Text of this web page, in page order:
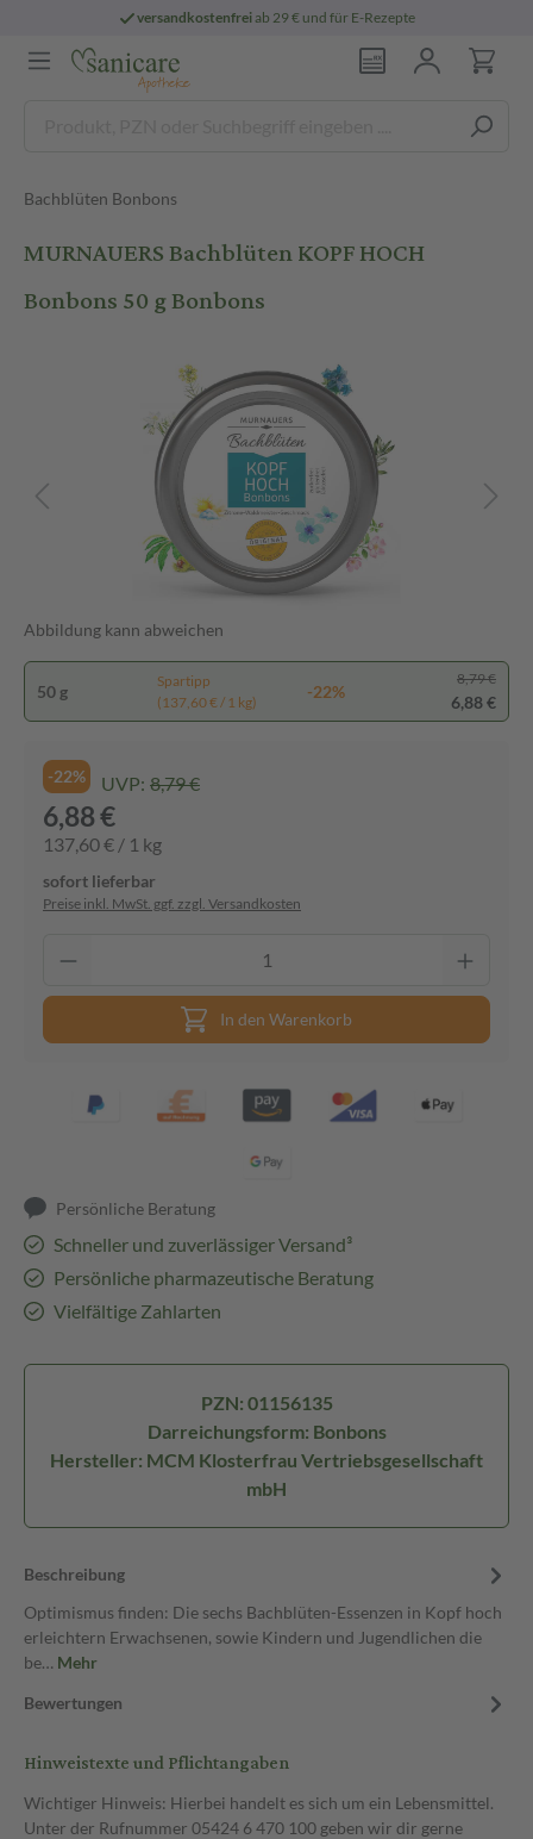
versandkostenfreiab 29 € und für E-Rezepte
Bachblüten Bonbons
MURNAUERS Bachblüten KOPF HOCH
Bonbons 50 g Bonbons
Abbildung kann abweichen
50 g
Spartipp
(137,60 € / 1 kg)
-22%
8,79 €
6,88 €
-22% UVP: 8,79 €
6,88 €
137,60 € / 1 kg
sofort lieferbar
Preise inkl. MwSt. ggf. zzgl. Versandkosten
In den Warenkorb
Persönliche Beratung
Schneller und zuverlässiger Versand³
Persönliche pharmazeutische Beratung
Vielfältige Zahlarten
PZN: 01156135
Darreichungsform: Bonbons
Hersteller: MCM Klosterfrau Vertriebsgesellschaft
mbH
Beschreibung
Optimismus finden: Die sechs Bachblüten-Essenzen in Kopf hoch
erleichtern Erwachsenen, sowie Kindern und Jugendlichen die
be… Mehr
Bewertungen
Hinweistexte und Pflichtangaben
Wichtiger Hinweis: Hierbei handelt es sich um ein Lebensmittel.
Unter der Rufnummer 05424 6 470 100 geben wir dir gerne